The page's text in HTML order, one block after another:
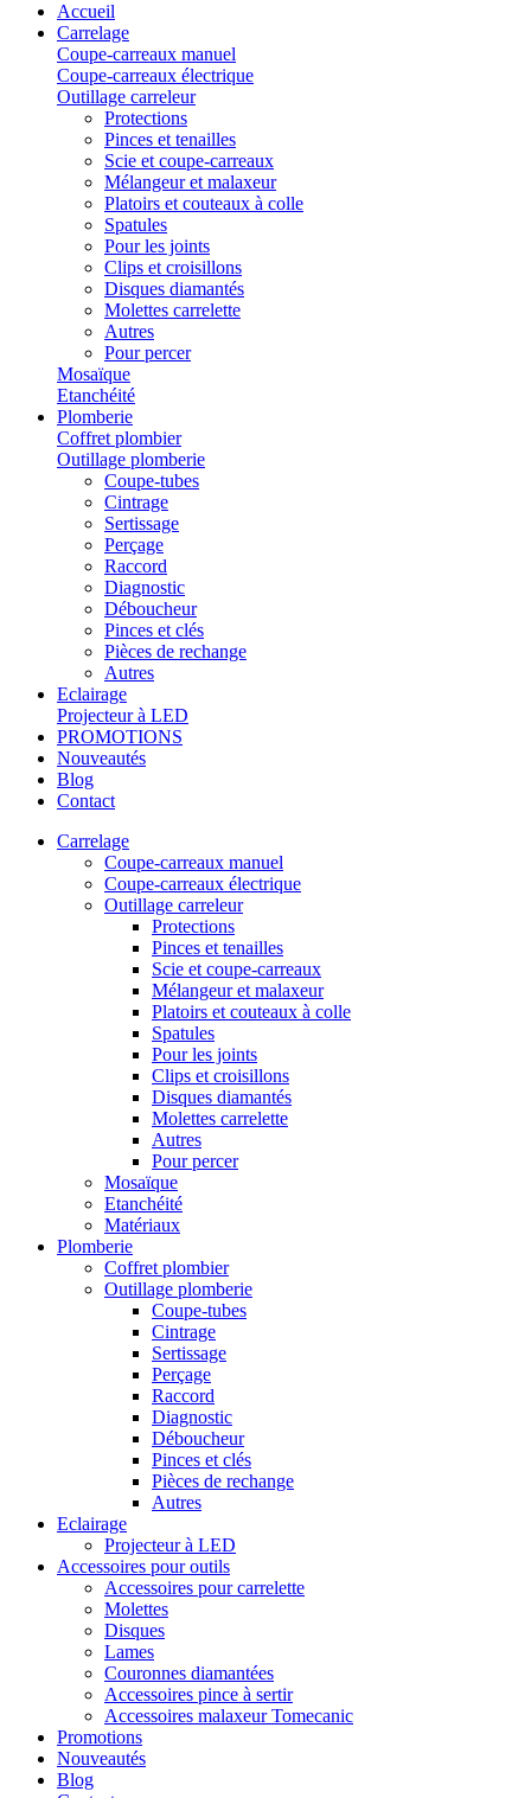
Accueil
Carrelage
Coupe-carreaux manuel
Coupe-carreaux électrique
Outillage carreleur
Protections
Pinces et tenailles
Scie et coupe-carreaux
Mélangeur et malaxeur
Platoirs et couteaux à colle
Spatules
Pour les joints
Clips et croisillons
Disques diamantés
Molettes carrelette
Autres
Pour percer
Mosaïque
Etanchéité
Plomberie
Coffret plombier
Outillage plomberie
Coupe-tubes
Cintrage
Sertissage
Perçage
Raccord
Diagnostic
Déboucheur
Pinces et clés
Pièces de rechange
Autres
Eclairage
Projecteur à LED
PROMOTIONS
Nouveautés
Blog
Contact
Carrelage
Coupe-carreaux manuel
Coupe-carreaux électrique
Outillage carreleur
Protections
Pinces et tenailles
Scie et coupe-carreaux
Mélangeur et malaxeur
Platoirs et couteaux à colle
Spatules
Pour les joints
Clips et croisillons
Disques diamantés
Molettes carrelette
Autres
Pour percer
Mosaïque
Etanchéité
Matériaux
Plomberie
Coffret plombier
Outillage plomberie
Coupe-tubes
Cintrage
Sertissage
Perçage
Raccord
Diagnostic
Déboucheur
Pinces et clés
Pièces de rechange
Autres
Eclairage
Projecteur à LED
Accessoires pour outils
Accessoires pour carrelette
Molettes
Disques
Lames
Couronnes diamantées
Accessoires pince à sertir
Accessoires malaxeur Tomecanic
Promotions
Nouveautés
Blog